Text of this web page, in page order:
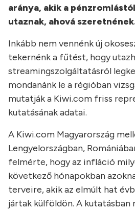
aránya, akik a
utaznak, ahová
Inkább nem vennénk új
tekernénk a fűtést, hogy
streamingszolgáltatásról
mondanánk le a régióban
mutatják a Kiwi.com friss
kutatásának adatai.
A Kiwi.com Magyarország
Lengyelországban,
felmérte, hogy az infláció
következő hónapokban
terveire, akik az elmúlt hat
jártak külföldön. A kutatásban